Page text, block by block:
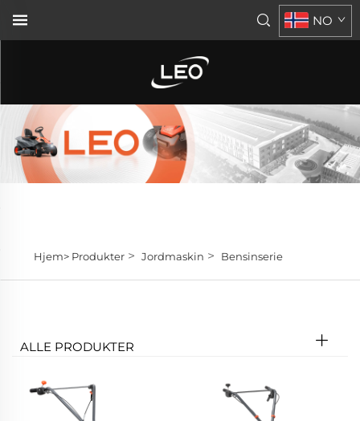
NO
Hjem> Produkter> Jordmaskin > Bensinserie
ALLE PRODUKTER